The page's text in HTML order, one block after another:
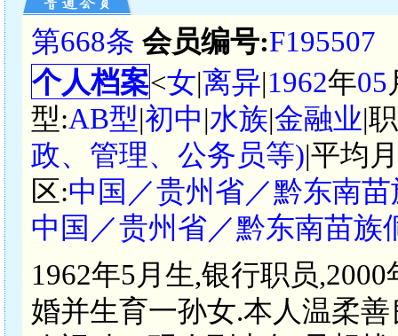
第668条 会员编号:F195507
个人档案<女|离异|1962年05
型:AB型|初中|水族|金融业|
政、管理、公务员等)|平均
区:中国／贵州省／黔东南
中国／贵州省／黔东南苗族
1962年5月生,银行职员
婚并生育一孙女.本人温柔